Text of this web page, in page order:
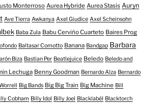
Monterroso Aurea Hybride Aurea Stasis Auryn
Ave Tierra Awkanya Axel Giudice Axel Scheinsohn
Baba Zula Babu Cerviño Cuarteto Baires Prog
Baltasar Comotto Banana Bandgap Barbara
Biza Bastian Per Beatlejuice Beledo Beledo and
Lechuga Benny Goodman Bernardo Alza Bernardo
Big Bands Big Big Train Big Machine Bill
Cobham Billy Idol Billy Joel Blacklabél Blacktorch